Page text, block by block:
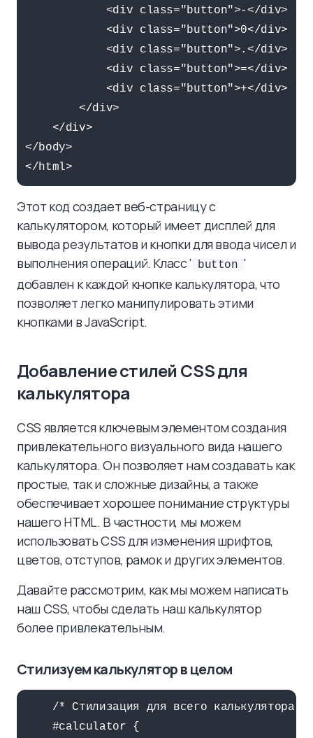
            <div class="button">-</div>
            <div class="button">0</div>
            <div class="button">.</div>
            <div class="button">=</div>
            <div class="button">+</div>
        </div>
    </div>
</body>
Этот код создает веб-страницу с
калькулятором, который имеет дисплей для
вывода результатов и кнопки для ввода чисел и
выполнения операций. Класс ' button '
добавлен к каждой кнопке калькулятора, что
позволяет легко манипулировать этими
кнопками в JavaScript.
Добавление стилей CSS для
калькулятора
CSS является ключевым элементом создания
привлекательного визуального вида нашего
калькулятора. Он позволяет нам создавать как
простые, так и сложные дизайны, а также
обеспечивает хорошее понимание структуры
нашего HTML. В частности, мы можем
использовать CSS для изменения шрифтов,
цветов, отступов, рамок и других элементов.
Давайте рассмотрим, как мы можем написать
наш CSS, чтобы сделать наш калькулятор
более привлекательным.
Стилизуем калькулятор в целом
/* Стилизация для всего калькулятора
    #calculator {